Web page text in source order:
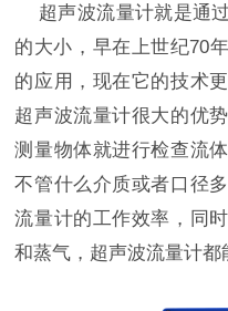
超声波流量计就是通
的大小，早在上世纪70
的应用，现在它的技术
超声波流量计很大的优
测量物体就进行检查流
不管什么介质或者口径
流量计的工作效率，同
和蒸气，超声波流量计都